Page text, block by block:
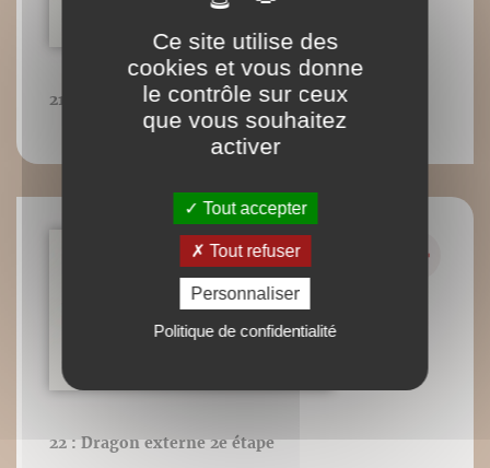
21 : Dragon interne 2e étape
22 : Dragon externe 2e étape
Ce site utilise des
cookies et vous donne
le contrôle sur ceux
que vous souhaitez
activer
Tout accepter
Tout refuser
Personnaliser
Politique de confidentialité